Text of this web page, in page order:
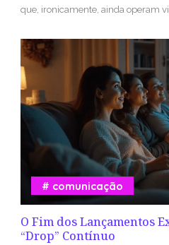
que, ironicamente, ainda operam
O Fim dos Lançamentos
“Drop” Contínuo
comunicação